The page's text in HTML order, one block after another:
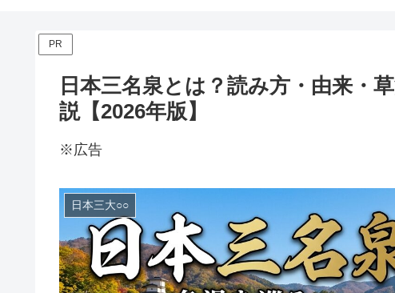
PR
日本三名泉とは？読み方・由来・
説【2026年版】
※広告
日本三大○○